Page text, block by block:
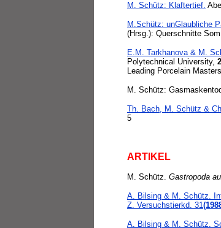
M. Schütz: Klaftertief.
M.Schütz: unGlaubliche
(Hrsg.): Querschnitte
E.M. Tarkhanova & M.
Polytechnical University,
Leading Porcelain
M. Schütz:
Th. Bach, M. Schütz &
5
ARTIKEL
M. Schütz. Gastropoda
A. Bilsing & M. Schütz.
Z. Versuchstierkd. 31
A. Bilsing & M. Schütz.